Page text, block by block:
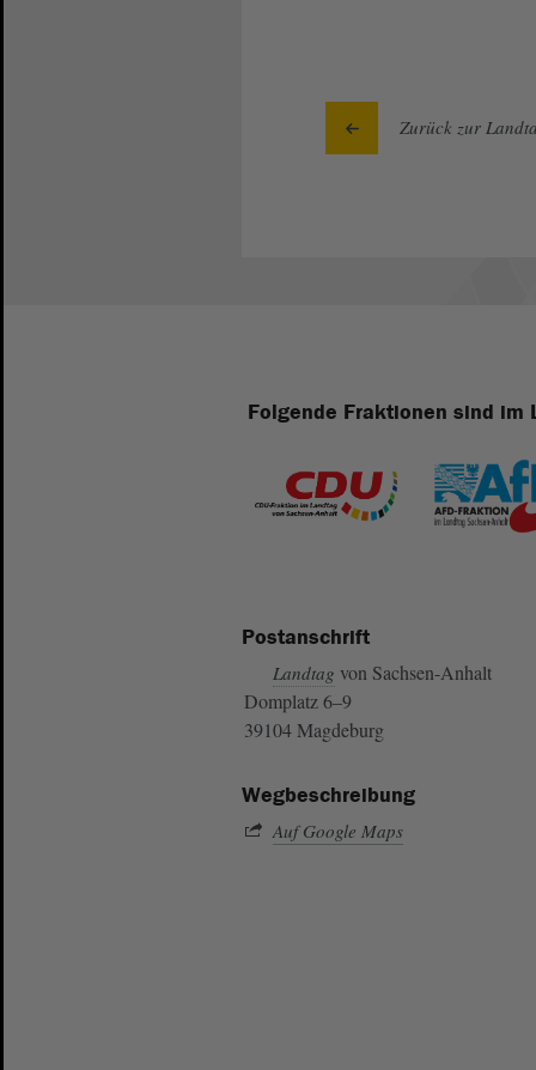
Zurück zur
Folgende Fraktionen sind im
Postanschrift
Landtag von Sachsen-Anhalt
Domplatz 6–9
39104 Magdeburg
Wegbeschreibung
Auf Google Maps